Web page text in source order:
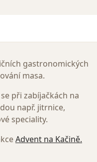
gastronomických
masa.
při zabíjačkách na
např. jitrnice,
speciality.
Advent na Kačině.